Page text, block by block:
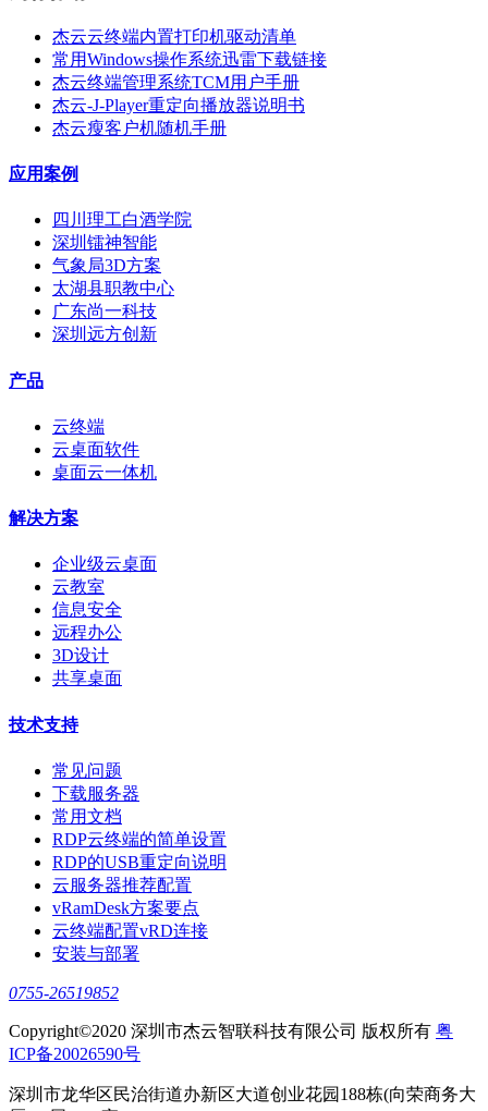
杰云云终端内置打印机驱动清单
常用Windows操作系统迅雷下载链接
杰云终端管理系统TCM用户手册
杰云-J-Player重定向播放器说明书
杰云瘦客户机随机手册
应用案例
四川理工白酒学院
深圳镭神智能
气象局3D方案
太湖县职教中心
广东尚一科技
深圳远方创新
产品
云终端
云桌面软件
桌面云一体机
解决方案
企业级云桌面
云教室
信息安全
远程办公
3D设计
共享桌面
技术支持
常见问题
下载服务器
常用文档
RDP云终端的简单设置
RDP的USB重定向说明
云服务器推荐配置
vRamDesk方案要点
云终端配置vRD连接
安装与部署
0755-26519852
Copyright©2020 深圳市杰云智联科技有限公司 版权所有 粤
ICP备20026590号
深圳市龙华区民治街道办新区大道创业花园188栋(向荣商务大